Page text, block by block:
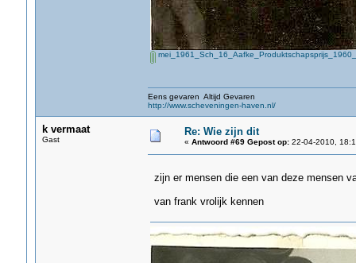
Eens gevaren Altijd Gevaren
http://www.scheveningen-haven.nl/
k vermaat
Gast
Re: Wie zijn dit
« Antwoord #69 Gepost op:22-04-2010,
zijn er mensen die een van deze mensen
van frank vrolijk kennen